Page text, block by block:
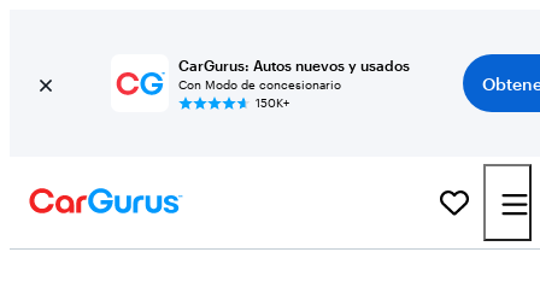
CarGurus: Autos nuevos y usados
Con Modo de concesionario
150K+